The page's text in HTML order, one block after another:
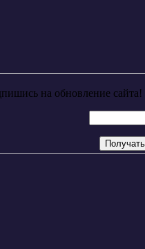
на обновление